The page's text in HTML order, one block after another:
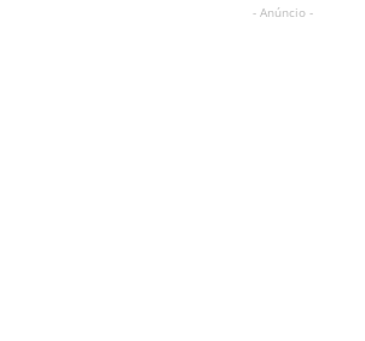
- Anúncio -